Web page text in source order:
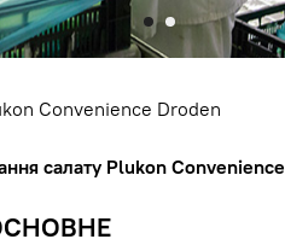
Convenience Droden
салату Plukon Convenience